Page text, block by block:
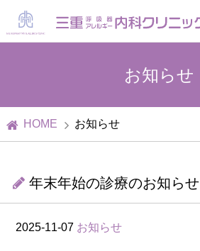
お知らせ
HOME お知らせ
年末年始の診療のお知らせ
2025-11-07 お知らせ